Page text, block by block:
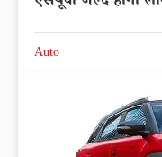
Auto